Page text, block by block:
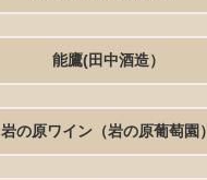
能鷹(田中酒造）
岩の原ワイン（岩の原葡萄園）